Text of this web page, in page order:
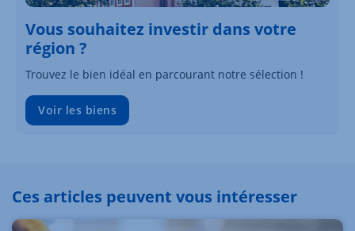
Vous souhaitez investir dans votre
région ?
Trouvez le bien idéal en parcourant notre sélection !
Voir les biens
Ces articles peuvent vous intéresser